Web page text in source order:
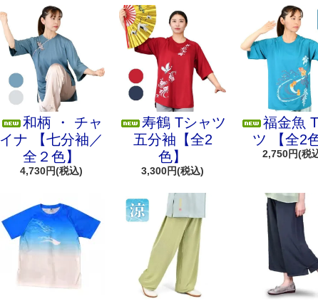
和柄 ・ チャ
イナ 【七分袖／
全２色】
4,730円(税込)
寿鶴 Tシャツ
五分袖【全2
色】
3,300円(税込)
福金魚
ツ 【全2色
2,750円(税